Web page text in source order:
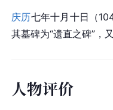
庆历七年十月十日（
其墓碑为“遗直之碑”，
人物评价